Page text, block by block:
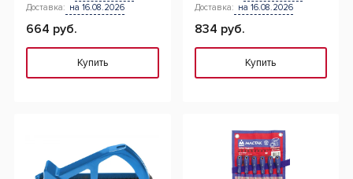
Доставка: на 16.08.2026
664 руб.
Купить
Доставка: на 16.08.2026
834 руб.
Купить